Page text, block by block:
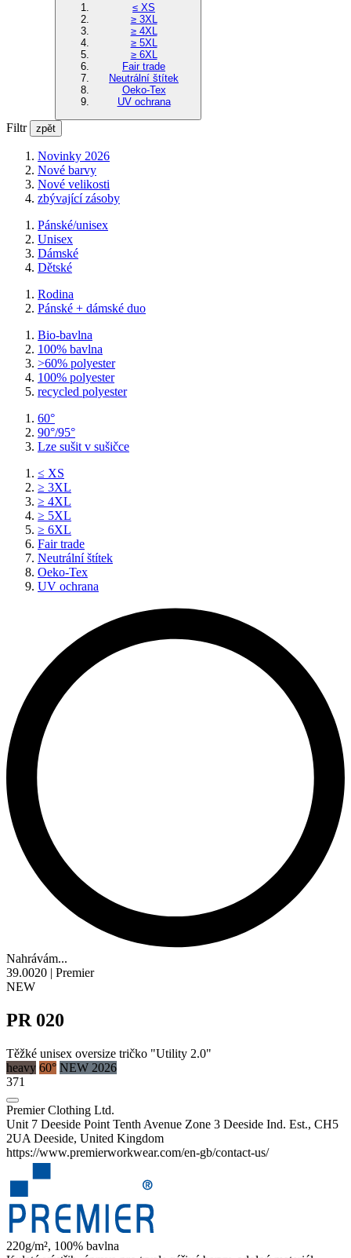
≤ XS
≥ 3XL
≥ 4XL
≥ 5XL
≥ 6XL
Fair trade
Neutrální štítek
Oeko-Tex
UV ochrana
Filtr zpět
Novinky 2026
Nové barvy
Nové velikosti
zbývající zásoby
Pánské/unisex
Unisex
Dámské
Dětské
Rodina
Pánské + dámské duo
Bio-bavlna
100% bavlna
>60% polyester
100% polyester
recycled polyester
60°
90°/95°
Lze sušit v sušičce
≤ XS
≥ 3XL
≥ 4XL
≥ 5XL
≥ 6XL
Fair trade
Neutrální štítek
Oeko-Tex
UV ochrana
Nahrávám...
39.0020 | Premier
NEW
PR 020
Těžké unisex oversize tričko "Utility 2.0"
heavy 60° NEW 2026
371
Premier Clothing Ltd.
Unit 7 Deeside Point Tenth Avenue Zone 3 Deeside Ind. Est., CH5
2UA Deeside, United Kingdom
https://www.premierworkwear.com/en-gb/contact-us/
220g/m², 100% bavlna